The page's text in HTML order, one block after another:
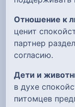
Отношение к
ценит
партнер
согласию.
Дети и
в духе
питомцев